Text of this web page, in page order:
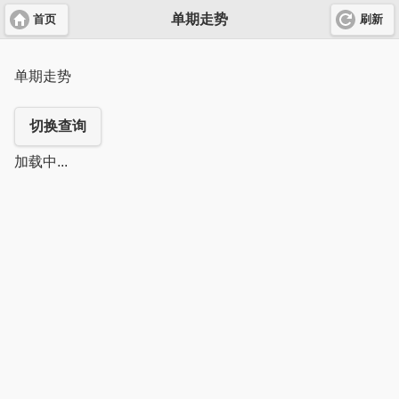
首页 单期走势 刷新
单期走势
切换查询
加载中...